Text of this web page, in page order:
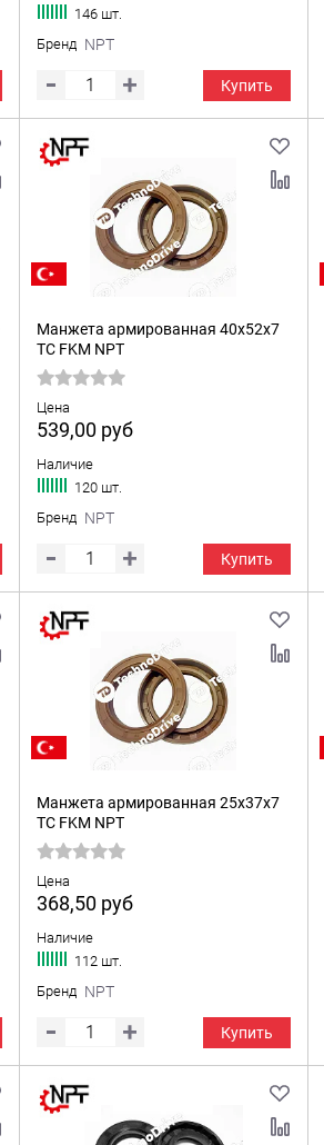
146 шт.
Бренд NPT
Купить
Манжета армированная 40x52x7
TC FKM NPT
Цена
539,00 руб
Наличие
120 шт.
Бренд NPT
Купить
Манжета армированная 25x37x7
TC FKM NPT
Цена
368,50 руб
Наличие
112 шт.
Бренд NPT
Купить